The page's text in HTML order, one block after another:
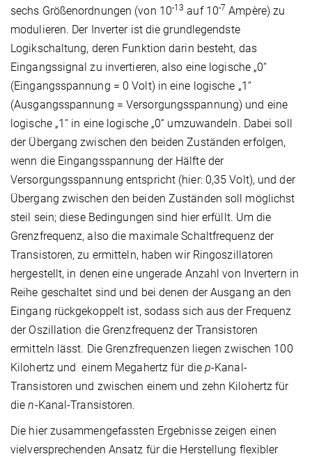
sechs Größenordnungen (von 10-13 auf 10-7 Ampère) zu
modulieren. Der Inverter ist die grundlegendste
Logikschaltung, deren Funktion darin besteht, das
Eingangssignal zu invertieren, also eine logische „0“
(Eingangsspannung = 0 Volt) in eine logische „1“
(Ausgangsspannung = Versorgungsspannung) und eine
logische „1“ in eine logische „0“ umzuwandeln. Dabei soll
der Übergang zwischen den beiden Zuständen erfolgen,
wenn die Eingangsspannung der Hälfte der
Versorgungsspannung entspricht (hier: 0,35 Volt), und der
Übergang zwischen den beiden Zuständen soll möglichst
steil sein; diese Bedingungen sind hier erfüllt. Um die
Grenzfrequenz, also die maximale Schaltfrequenz der
Transistoren, zu ermitteln, haben wir Ringoszillatoren
hergestellt, in denen eine ungerade Anzahl von Invertern in
Reihe geschaltet sind und bei denen der Ausgang an den
Eingang rückgekoppelt ist, sodass sich aus der Frequenz
der Oszillation die Grenzfrequenz der Transistoren
ermitteln lässt. Die Grenzfrequenzen liegen zwischen 100
Kilohertz und einem Megahertz für die p-Kanal-
Transistoren und zwischen einem und zehn Kilohertz für
dien-Kanal-Transistoren.
Die hier zusammengefassten Ergebnisse zeigen einen
vielversprechenden Ansatz für die Herstellung flexibler